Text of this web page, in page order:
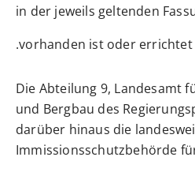
in der jeweils geltenden
vorhanden ist oder errichtet
Die Abteilung 9, Landesamt
und Bergbau des
darüber hinaus die
Immissionsschutzbehörde